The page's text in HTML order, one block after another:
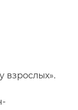
взрослых».